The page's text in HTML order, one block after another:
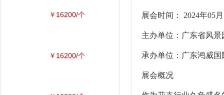
展会时间： 2024年05
主办单位：广东省风
承办单位：广东鸿威
展会概况
￥16200/个
￥16200/个